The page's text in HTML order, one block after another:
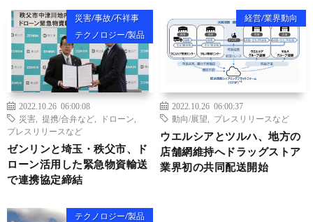
災害/事故/不祥事
テクノロジー/製品
2022.10.26 06:00:08
災害
提携/合弁など ドローン
プレスリリースなど
ゼンリンと埼玉・秩父市、ド
ローン活用した緊急物資輸送
で連携協定締結
経営/業界動向
2022.10.26 06:00:37
動向/展望
プレスリリースなど
ウエルシアとツルハ、地方の
店舗網維持へドラッグストア
業界初の共同配送開始
テクノロジー/製品